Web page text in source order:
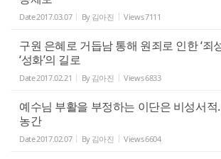
Date2017.03.07 By 김아진 Views7111
구원 은혜로 거듭남 통해 원죄로 인한 ‘죄
‘성화’의 길로
Date2017.02.21 By 김아진 Views6833
예수님 부활을 부정하는 이단은 비성서
농간
Date2017.02.07 By 김아진 Views6604